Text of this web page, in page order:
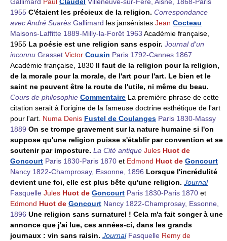
1955 C'étaient les précieux de la religion. Correspondance
avec André Suarès Gallimard les jansénistes Jean Cocteau
Maisons-Laffitte 1889-Milly-la-Forêt 1963 Académie française,
1955 La poésie est une religion sans espoir. Journal d'un
inconnu Grasset Victor Cousin Paris 1792-Cannes 1867
Académie française, 1830 Il faut de la religion pour la religion,
de la morale pour la morale, de l'art pour l'art. Le bien et le
saint ne peuvent être la route de l'utile, ni même du beau.
Cours de philosophie Commentaire La première phrase de cette
citation serait à l'origine de la fameuse doctrine esthétique de l'art
pour l'art. Numa Denis Fustel de Coulanges Paris 1830-Massy
1889 On se trompe gravement sur la nature humaine si l'on
suppose qu'une religion puisse s'établir par convention et se
soutenir par imposture. La Cité antique Jules Huot de
Goncourt Paris 1830-Paris 1870 et Edmond Huot de Goncourt
Nancy 1822-Champrosay, Essonne, 1896 Lorsque l'incrédulité
devient une foi, elle est plus bête qu'une religion. Journal
Fasquelle Jules Huot de Goncourt Paris 1830-Paris 1870 et
Edmond Huot de Goncourt Nancy 1822-Champrosay, Essonne,
1896 Une religion sans surnaturel ! Cela m'a fait songer à une
annonce que j'ai lue, ces années-ci, dans les grands
journaux : vin sans raisin. JournalFasquelle Remy de